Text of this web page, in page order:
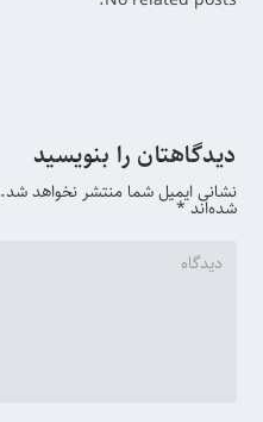
دیدگاهتان را بنویسید
نشانی ایمیل شما منتشر نخواهد شد.
شده‌اند*